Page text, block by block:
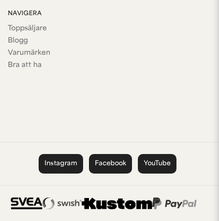
NAVIGERA
Toppsäljare
Blogg
Varumärken
Bra att ha
Instagram Facebook YouTube